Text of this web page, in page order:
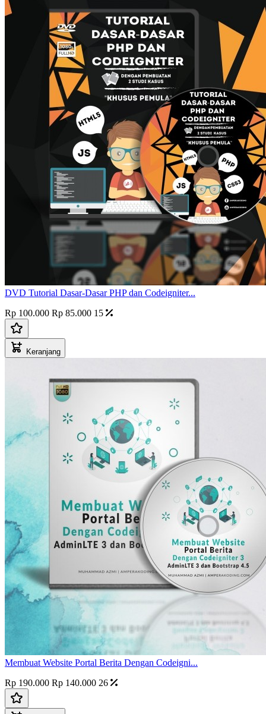
DVD Tutorial Dasar-Dasar PHP dan Codeigniter...
Rp 100.000 Rp 85.000 15
Keranjang
Membuat Website Portal Berita Dengan Codeigni...
Rp 190.000 Rp 140.000 26